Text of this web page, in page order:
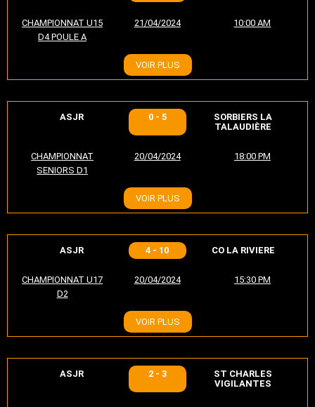
CHAMPIONNAT U15
D4 POULE A
21/04/2024 10:00 AM
VOIR PLUS
ASJR 0 - 5
SORBIERS LA
TALAUDIÈRE
CHAMPIONNAT
SENIORS D1
20/04/2024 18:00 PM
VOIR PLUS
ASJR 4 - 10 CO LA RIVIERE
CHAMPIONNAT U17
D2
20/04/2024 15:30 PM
VOIR PLUS
ASJR 2 - 3
ST CHARLES
VIGILANTES